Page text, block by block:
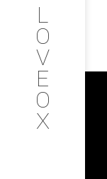
L
O
V
E
O
X